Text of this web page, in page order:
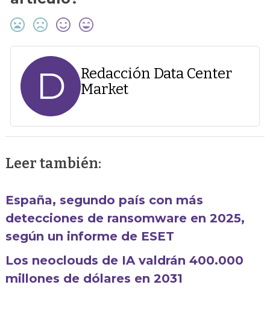
D
Redacción Data Center
Market
Leer también:
España, segundo país con más
detecciones de ransomware en 2025,
según un informe de ESET
Los neoclouds de IA valdrán 400.000
millones de dólares en 2031